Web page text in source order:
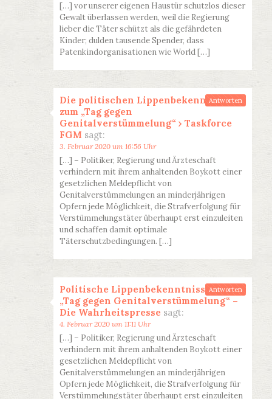
[…] vor unserer eigenen Haustür schutzlos dieser
Gewalt überlassen werden, weil die Regierung
lieber die Täter schützt als die gefährdeten
Kinder; dulden tausende Spender, dass
Patenkindorganisationen wie World […]
Die politischen Lippenbekenntnisse
zum „Tag gegen
Genitalverstümmelung“ › Taskforce
FGM sagt:
3. Februar 2020 um 16:56 Uhr
[…] – Politiker, Regierung und Ärzteschaft
verhindern mit ihrem anhaltenden Boykott einer
gesetzlichen Meldepflicht von
Genitalverstümmelungen an minderjährigen
Opfern jede Möglichkeit, die Strafverfolgung für
Verstümmelungstäter überhaupt erst einzuleiten
und schaffen damit optimale
Täterschutzbedingungen. […]
Antworten
Politische Lippenbekenntnisse zum
„Tag gegen Genitalverstümmelung“ –
Die Wahrheitspresse sagt:
4. Februar 2020 um 11:11 Uhr
[…] – Politiker, Regierung und Ärzteschaft
verhindern mit ihrem anhaltenden Boykott einer
gesetzlichen Meldepflicht von
Genitalverstümmelungen an minderjährigen
Opfern jede Möglichkeit, die Strafverfolgung für
Verstümmelungstäter überhaupt erst einzuleiten
Antworten